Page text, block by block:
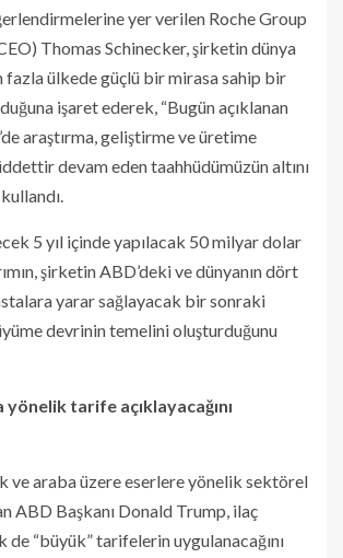
yer verilen Roche Group
Thomas Schinecker, şirketin dünya
fazla ülkede güçlü bir mirasa sahip bir
işaret ederek, “Bugün açıklanan
araştırma, geliştirme ve üretime
devam eden taahhüdümüzün altını
5 yıl içinde yapılacak 50 milyar dolar
şirketin ABD’deki ve dünyanın dört
yarar sağlayacak bir sonraki
devrinin temelini oluşturduğunu
tarife açıklayacağını
ve araba üzere eserlere yönelik sektörel
ABD Başkanı Donald Trump, ilaç
de “büyük” tarifelerin uygulanacağını